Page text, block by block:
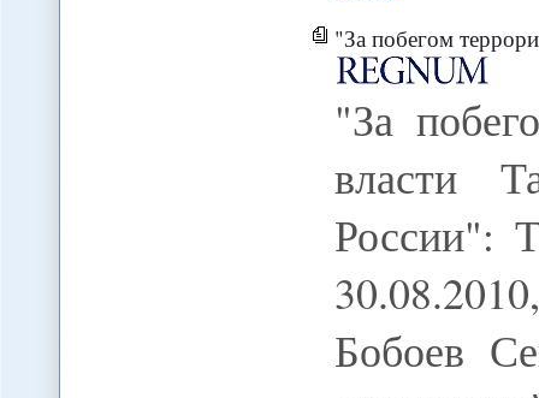
"За побегом террористов
"За
власти
России":
Бобоев